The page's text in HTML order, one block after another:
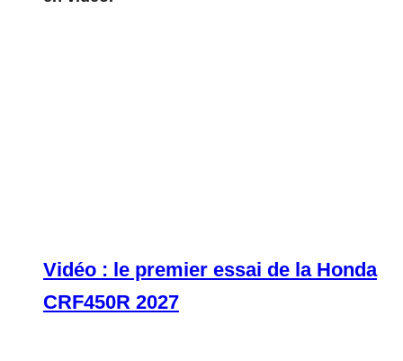
Vidéo : le premier essai de la Honda
CRF450R 2027